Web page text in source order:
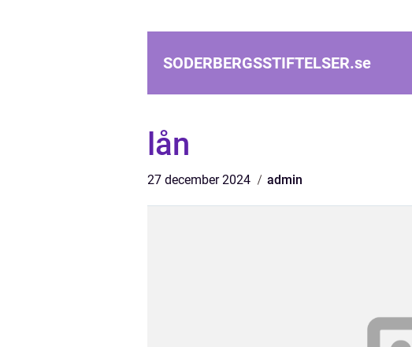
SODERBERGSSTIFTELSER.se
lån
27 december 2024 admin